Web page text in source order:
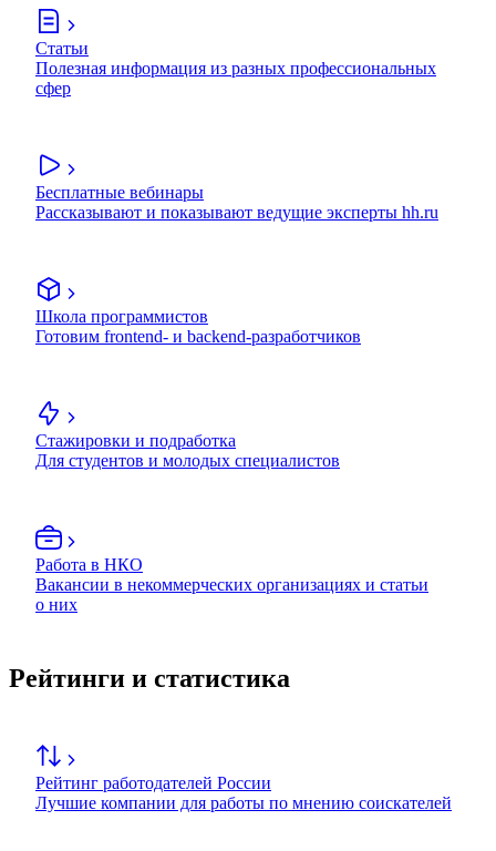
Статьи
Полезная информация из разных профессиональных
сфер
Бесплатные вебинары
Рассказывают и показывают ведущие эксперты hh.ru
Школа программистов
Готовим frontend- и backend-разработчиков
Стажировки и подработка
Для студентов и молодых специалистов
Работа в НКО
Вакансии в некоммерческих организациях и статьи
о них
Рейтинги и статистика
Рейтинг работодателей России
Лучшие компании для работы по мнению соискателей